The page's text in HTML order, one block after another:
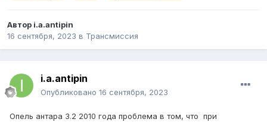
Автор i.a.antipin
16 сентября, 2023 в Трансмиссия
i.a.antipin
Опубликовано 16 сентября, 2023
Опель антара 3.2 2010 года проблема в том, что при